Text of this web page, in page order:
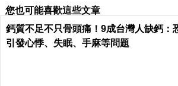
您也可能喜歡這些文章
鈣質不足不只骨頭痛！9成台灣人缺鈣：
引發心悸、失眠、手麻等問題